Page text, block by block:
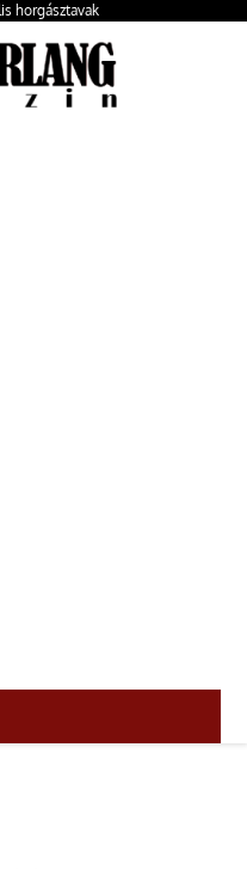
horgásztavak